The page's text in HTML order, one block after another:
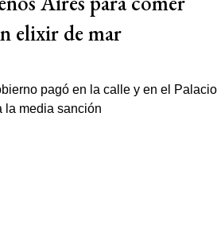
elixir de mar